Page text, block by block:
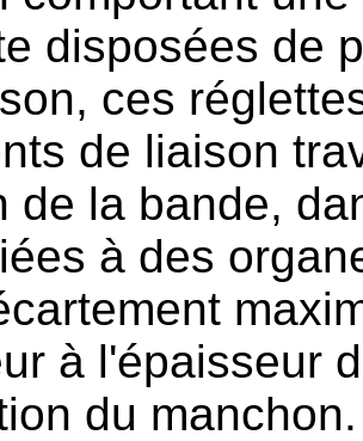
disposées de
ces
de liaison
de la bande,
à des
à l'épaisseur
du manchon.